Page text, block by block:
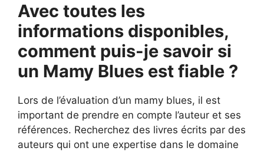
Avec toutes les
informations disponibles,
comment puis-je savoir si
un Mamy Blues est fiable ?
Lors de l’évaluation d’un mamy blues, il est
important de prendre en compte l’auteur et ses
références. Recherchez des livres écrits par des
auteurs qui ont une expertise dans le domaine